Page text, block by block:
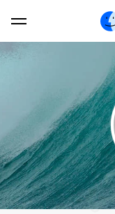
教程
论坛